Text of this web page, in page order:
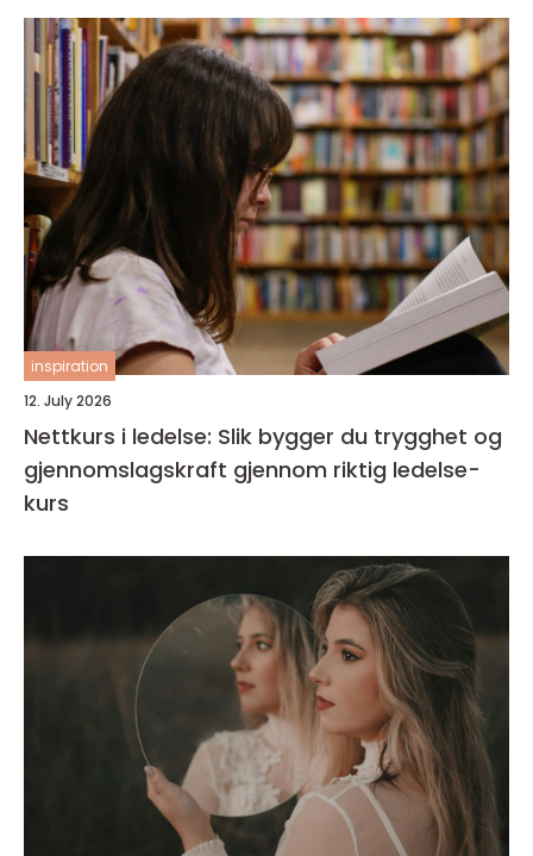
inspiration
12. July 2026
Nettkurs i ledelse: Slik bygger du trygghet og
gjennomslagskraft gjennom riktig ledelse-
kurs